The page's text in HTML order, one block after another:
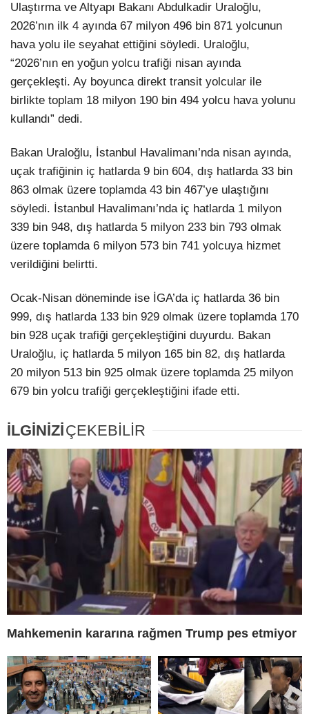
Ulaştırma ve Altyapı Bakanı Abdulkadir Uraloğlu,
2026’nın ilk 4 ayında 67 milyon 496 bin 871 yolcunun
hava yolu ile seyahat ettiğini söyledi. Uraloğlu,
“2026’nın en yoğun yolcu trafiği nisan ayında
gerçekleşti. Ay boyunca direkt transit yolcular ile
birlikte toplam 18 milyon 190 bin 494 yolcu hava yolunu
kullandı” dedi.
Bakan Uraloğlu, İstanbul Havalimanı’nda nisan ayında,
uçak trafiğinin iç hatlarda 9 bin 604, dış hatlarda 33 bin
863 olmak üzere toplamda 43 bin 467’ye ulaştığını
söyledi. İstanbul Havalimanı’nda iç hatlarda 1 milyon
339 bin 948, dış hatlarda 5 milyon 233 bin 793 olmak
üzere toplamda 6 milyon 573 bin 741 yolcuya hizmet
verildiğini belirtti.
Ocak-Nisan döneminde ise İGA’da iç hatlarda 36 bin
999, dış hatlarda 133 bin 929 olmak üzere toplamda 170
bin 928 uçak trafiği gerçekleştiğini duyurdu. Bakan
Uraloğlu, iç hatlarda 5 milyon 165 bin 82, dış hatlarda
20 milyon 513 bin 925 olmak üzere toplamda 25 milyon
679 bin yolcu trafiği gerçekleştiğini ifade etti.
İLGİNİZİÇEKEBİLİR
Mahkemenin kararına rağmen Trump pes etmiyor